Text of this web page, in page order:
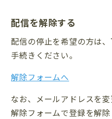
配信を解除する
配信の停止を希望の方は
手続きください。
解除フォームへ
なお、メールアドレスを
解除フォームで登録を解